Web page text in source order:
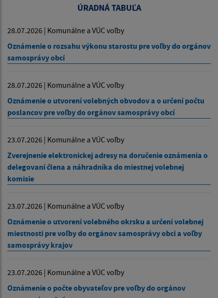
ÚRADNÁ TABUĽA
28.07.2026 | Komunálne a VÚC voľby
Oznámenie o rozsahu výkonu starostu pre voľby do orgánov
samosprávy obcí
28.07.2026 | Komunálne a VÚC voľby
Oznámenie o utvorení volebných obvodov a o určení počtu
poslancov pre voľby do orgánov samosprávy obcí
23.07.2026 | Komunálne a VÚC voľby
Zverejnenie elektronickej adresy na doručenie oznámenia o
delegovaní člena a náhradníka do miestnej volebnej
komisie
23.07.2026 | Komunálne a VÚC voľby
Oznámenie o utvorení volebného okrsku a určení volebnej
miestnosti pre voľby do orgánov samosprávy obci a voľby
samosprávy krajov
23.07.2026 | Komunálne a VÚC voľby
Oznámenie o počte obyvateľov pre voľby do orgánov